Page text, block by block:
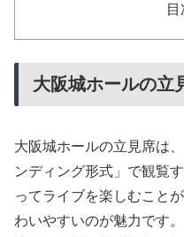
目
大阪城ホールの立
大阪城ホールの立見席は
ンディング形式」で観覧
ってライブを楽しむこと
わいやすいのが魅力です